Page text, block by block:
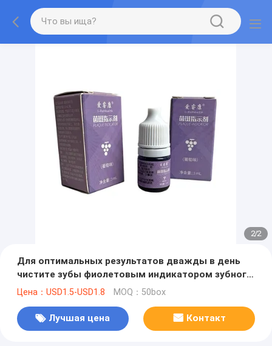
2/2
Для оптимальных результатов дважды в день
чистите зубы фиолетовым индикатором зубного
налета
Цена：USD1.5-USD1.8 MOQ：50box
Лучшая цена Контакт